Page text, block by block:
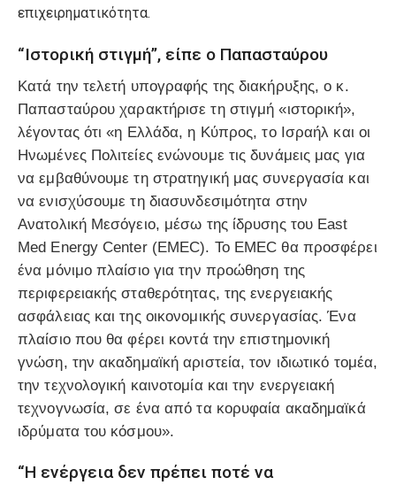
επιχειρηματικότητα.
“Ιστορική στιγμή”, είπε ο Παπασταύρου
Κατά την τελετή υπογραφής της διακήρυξης, ο κ.
Παπασταύρου χαρακτήρισε τη στιγμή «ιστορική»,
λέγοντας ότι «η Ελλάδα, η Κύπρος, το Ισραήλ και οι
Ηνωμένες Πολιτείες ενώνουμε τις δυνάμεις μας για
να εμβαθύνουμε τη στρατηγική μας συνεργασία και
να ενισχύσουμε τη διασυνδεσιμότητα στην
Ανατολική Μεσόγειο, μέσω της ίδρυσης του East
Med Energy Center (EMEC). Το EMEC θα προσφέρει
ένα μόνιμο πλαίσιο για την προώθηση της
περιφερειακής σταθερότητας, της ενεργειακής
ασφάλειας και της οικονομικής συνεργασίας. Ένα
πλαίσιο που θα φέρει κοντά την επιστημονική
γνώση, την ακαδημαϊκή αριστεία, τον ιδιωτικό τομέα,
την τεχνολογική καινοτομία και την ενεργειακή
τεχνογνωσία, σε ένα από τα κορυφαία ακαδημαϊκά
ιδρύματα του κόσμου».
“Η ενέργεια δεν πρέπει ποτέ να